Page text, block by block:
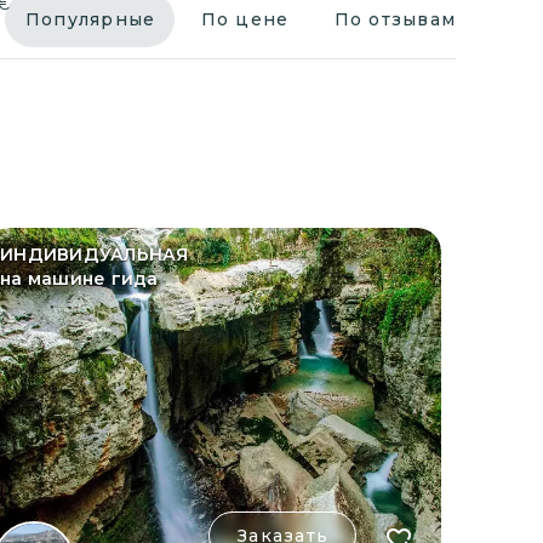
Популярные По цене По отзывам
ИНДИВИДУАЛЬНАЯ
на машине гида
Заказать